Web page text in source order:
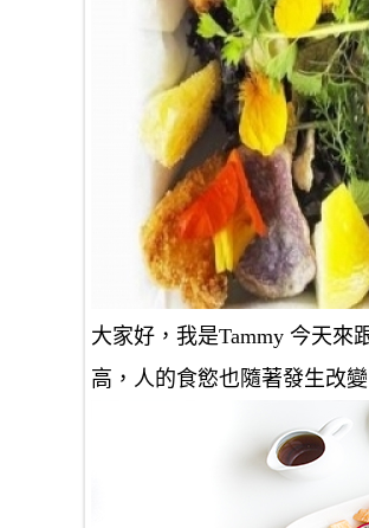
大家好，我是Tammy 今天來
高，人的食慾也隨著發生改